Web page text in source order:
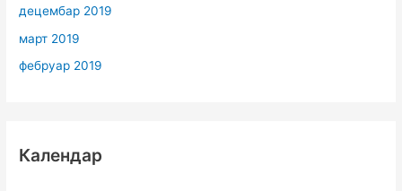
децембар 2019
март 2019
фебруар 2019
Календар